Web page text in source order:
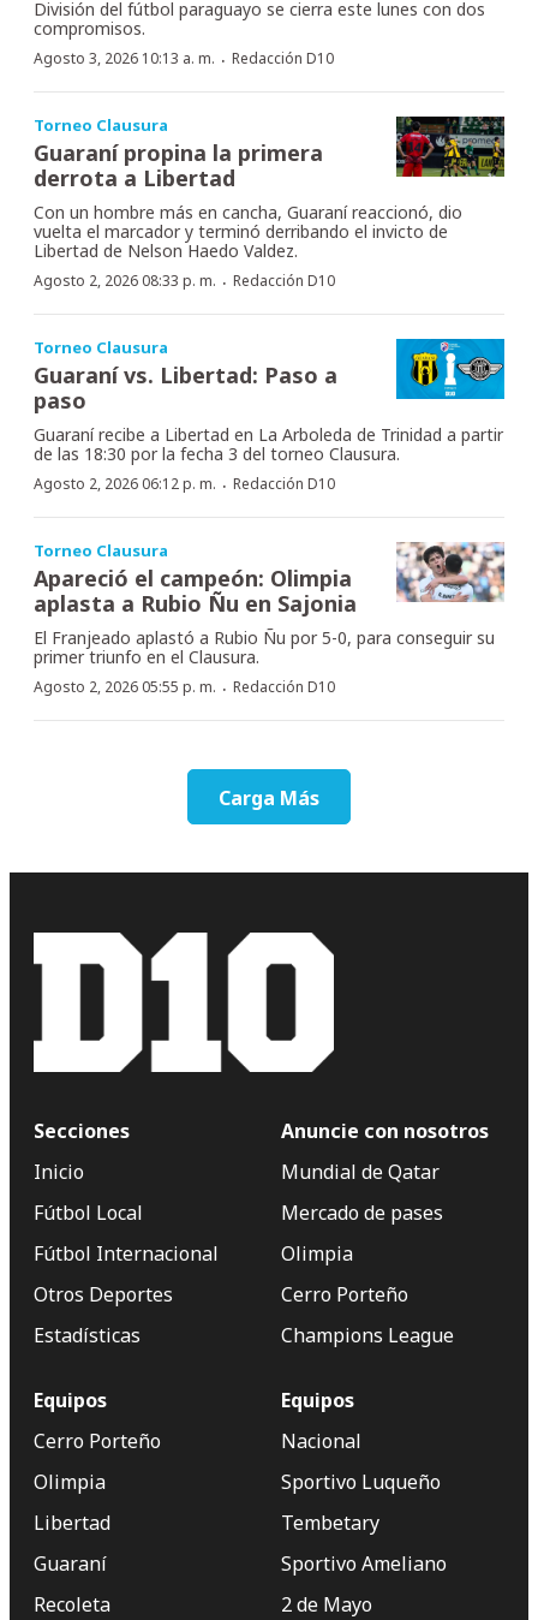
División del fútbol paraguayo se cierra este lunes con dos
compromisos.
Agosto 3, 2026 10:13 a. m. · Redacción D10
Torneo Clausura
Guaraní propina la primera
derrota a Libertad
Con un hombre más en cancha, Guaraní reaccionó, dio
vuelta el marcador y terminó derribando el invicto de
Libertad de Nelson Haedo Valdez.
Agosto 2, 2026 08:33 p. m. · Redacción D10
Torneo Clausura
Guaraní vs. Libertad: Paso a
paso
Guaraní recibe a Libertad en La Arboleda de Trinidad a partir
de las 18:30 por la fecha 3 del torneo Clausura.
Agosto 2, 2026 06:12 p. m. · Redacción D10
Torneo Clausura
Apareció el campeón: Olimpia
aplasta a Rubio Ñu en Sajonia
El Franjeado aplastó a Rubio Ñu por 5-0, para conseguir su
primer triunfo en el Clausura.
Agosto 2, 2026 05:55 p. m. · Redacción D10
Carga Más
Secciones
Inicio
Fútbol Local
Fútbol Internacional
Otros Deportes
Estadísticas
Anuncie con nosotros
Mundial de Qatar
Mercado de pases
Olimpia
Cerro Porteño
Champions League
Equipos
Cerro Porteño
Olimpia
Libertad
Guaraní
Recoleta
Equipos
Nacional
Sportivo Luqueño
Tembetary
Sportivo Ameliano
2 de Mayo